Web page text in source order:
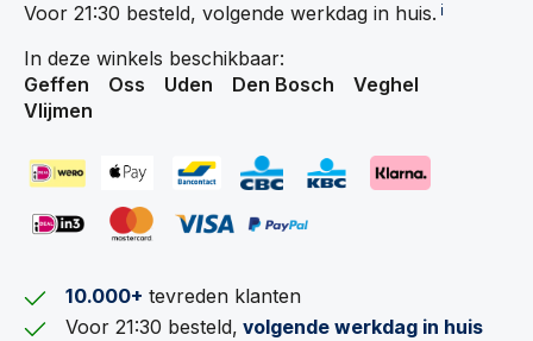
Voor 21:30 besteld, volgende werkdag in huis. ℹ️
In deze winkels beschikbaar:
Geffen
Oss Uden Den Bosch
Veghel
Vlijmen
10.000+ tevreden klanten
Voor 21:30 besteld, volgende werkdag in huis